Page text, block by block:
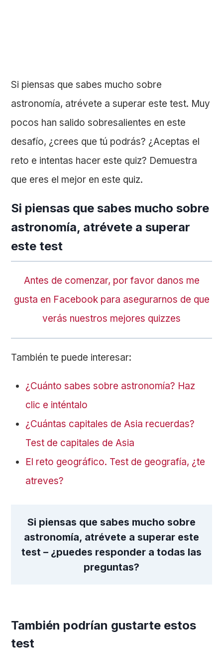
Si piensas que sabes mucho sobre
astronomía, atrévete a superar este test. Muy
pocos han salido sobresalientes en este
desafío, ¿crees que tú podrás? ¿Aceptas el
reto e intentas hacer este quiz? Demuestra
que eres el mejor en este quiz.
Si piensas que sabes mucho sobre
astronomía, atrévete a superar
este test
Antes de comenzar, por favor danos me
gusta en Facebook para asegurarnos de que
verás nuestros mejores quizzes
También te puede interesar:
¿Cuánto sabes sobre astronomía? Haz
clic e inténtalo
¿Cuántas capitales de Asia recuerdas?
Test de capitales de Asia
El reto geográfico. Test de geografía, ¿te
atreves?
Si piensas que sabes mucho sobre
astronomía, atrévete a superar este
test – ¿puedes responder a todas las
preguntas?
También podrían gustarte estos
test